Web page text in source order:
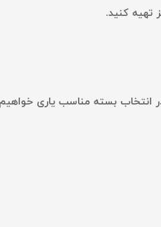
تهیه کنید.
بسته مناسب یاری خواهیم